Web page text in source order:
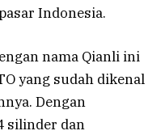
Indonesia.
nama Qianli ini
yang sudah dikenal
Dengan
silinder dan